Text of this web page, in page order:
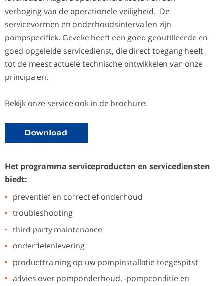
verhoging van de operationele veiligheid. De
servicevormen en onderhoudsintervallen zijn
pompspecifiek. Geveke heeft een goed geoutilleerde en
goed opgeleide servicedienst, die direct toegang heeft
tot de meest actuele technische ontwikkelen van onze
principalen.
Bekijk onze service ook in de brochure:
Het programma serviceproducten en servicediensten
biedt:
preventief en correctief onderhoud
troubleshooting
third party maintenance
onderdelenlevering
producttraining op uw pompinstallatie toegespitst
advies over pomponderhoud, -pompconditie en